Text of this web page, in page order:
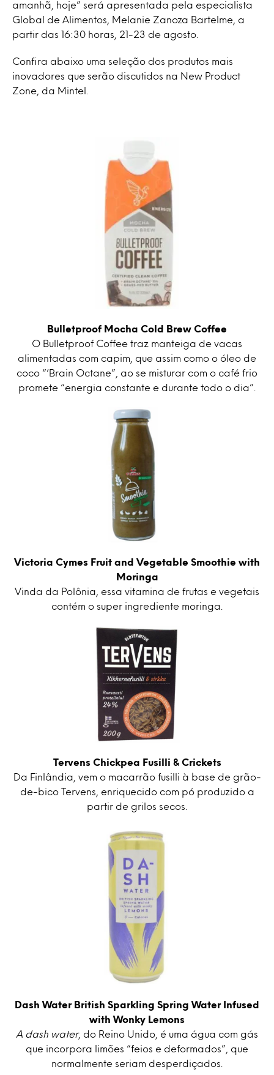
amanhã, hoje” será apresentada pela especialista
Global de Alimentos, Melanie Zanoza Bartelme, a
partir das 16:30 horas, 21-23 de agosto.
Confira abaixo uma seleção dos produtos mais
inovadores que serão discutidos na New Product
Zone, da Mintel.
Bulletproof Mocha Cold Brew Coffee
O Bulletproof Coffee traz manteiga de vacas
alimentadas com capim, que assim como o óleo de
coco “‘Brain Octane”, ao se misturar com o café frio
promete “energia constante e durante todo o dia”.
Victoria Cymes Fruit and Vegetable Smoothie with
Moringa
Vinda da Polônia, essa vitamina de frutas e vegetais
contém o super ingrediente moringa.
Tervens Chickpea Fusilli & Crickets
Da Finlândia, vem o macarrão fusilli à base de grão-
de-bico Tervens, enriquecido com pó produzido a
partir de grilos secos.
Dash Water British Sparkling Spring Water Infused
with Wonky Lemons
A dash water, do Reino Unido, é uma água com gás
que incorpora limões “feios e deformados”, que
normalmente seriam desperdiçados.